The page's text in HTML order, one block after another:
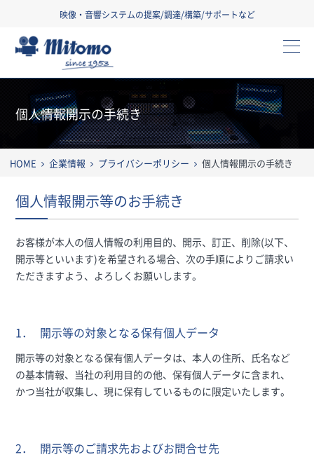
映像・音響システムの提案/調達/構築/サポートなど
個人情報開示の手続き
HOME 企業情報 プライバシーポリシー 個人情報開示の手続き
個人情報開示等のお手続き
お客様が本人の個人情報の利用目的、開示、訂正、削除(以下、
開示等といいます)を希望される場合、次の手順によりご請求い
ただきますよう、よろしくお願いします。
1． 開示等の対象となる保有個人データ
開示等の対象となる保有個人データは、本人の住所、氏名など
の基本情報、当社の利用目的の他、保有個人データに含まれ、
かつ当社が収集し、現に保有しているものに限定いたします。
2． 開示等のご請求先およびお問合せ先